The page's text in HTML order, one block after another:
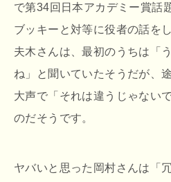
で第34回日本アカデミー賞話
ブッキーと対等に役者の話を
夫木さんは、最初のうちは「
ね」と聞いていたそうだが、
大声で「それは違うじゃない
のだそうです。
ヤバいと思った岡村さんは「